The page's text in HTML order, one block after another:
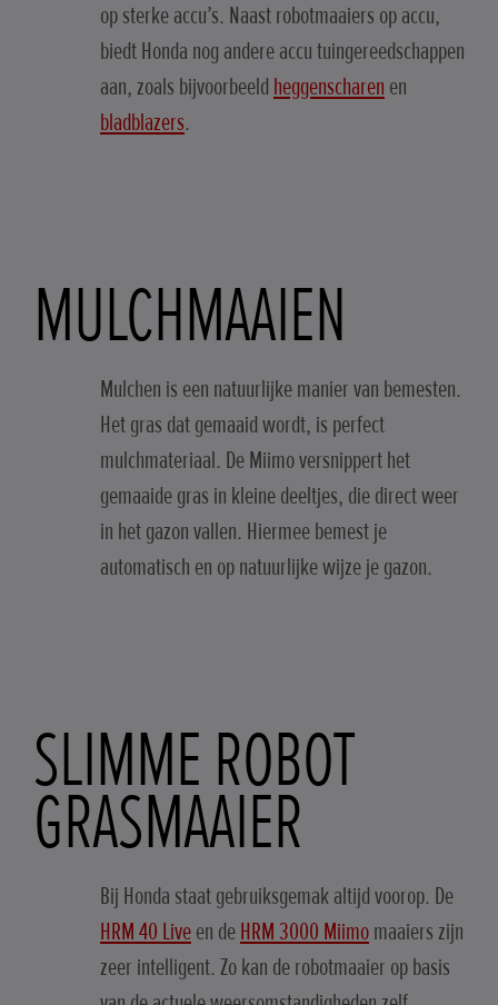
op sterke accu’s. Naast robotmaaiers op accu,
biedt Honda nog andere accu tuingereedschappen
aan, zoals bijvoorbeeld heggenscharen en
bladblazers.
MULCHMAAIEN
Mulchen is een natuurlijke manier van bemesten.
Het gras dat gemaaid wordt, is perfect
mulchmateriaal. De Miimo versnippert het
gemaaide gras in kleine deeltjes, die direct weer
in het gazon vallen. Hiermee bemest je
automatisch en op natuurlijke wijze je gazon.
SLIMME ROBOT
GRASMAAIER
Bij Honda staat gebruiksgemak altijd voorop. De
HRM 40 Liveen deHRM 3000 Miimomaaiers zijn
zeer intelligent. Zo kan de robotmaaier op basis